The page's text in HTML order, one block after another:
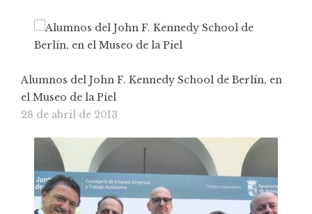
Alumnos del John F. Kennedy School de Berlín, en
el Museo de la Piel
28 de abril de 2013